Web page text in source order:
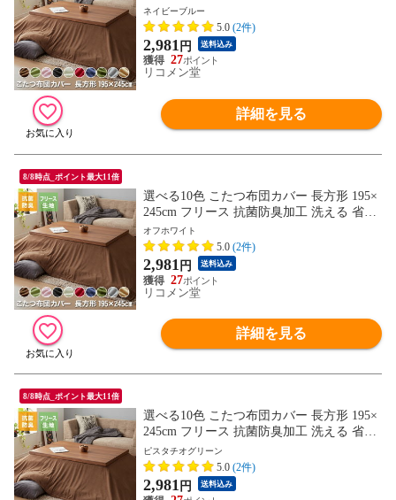
ペース こたつ カバー 掛け布団 北欧 おし
ゃれ シンプル あったか【送料無料】
ネイビーブルー
5.0 (2件)
2,981 円 送料込み
27
リコメン堂
詳細を見る
8/8時点_ポイント最大11倍
選べる10色 こたつ布団カバー 長方形 195×
245cm フリース 抗菌防臭加工 洗える 省ス
ペース こたつ カバー 掛け布団 北欧 おし
ゃれ シンプル あったか【送料無料】
オフホワイト
5.0 (2件)
2,981 円 送料込み
27
リコメン堂
詳細を見る
8/8時点_ポイント最大11倍
選べる10色 こたつ布団カバー 長方形 195×
245cm フリース 抗菌防臭加工 洗える 省ス
ペース こたつ カバー 掛け布団 北欧 おし
ゃれ シンプル あったか【送料無料】
ピスタチオグリーン
5.0 (2件)
2,981 円 送料込み